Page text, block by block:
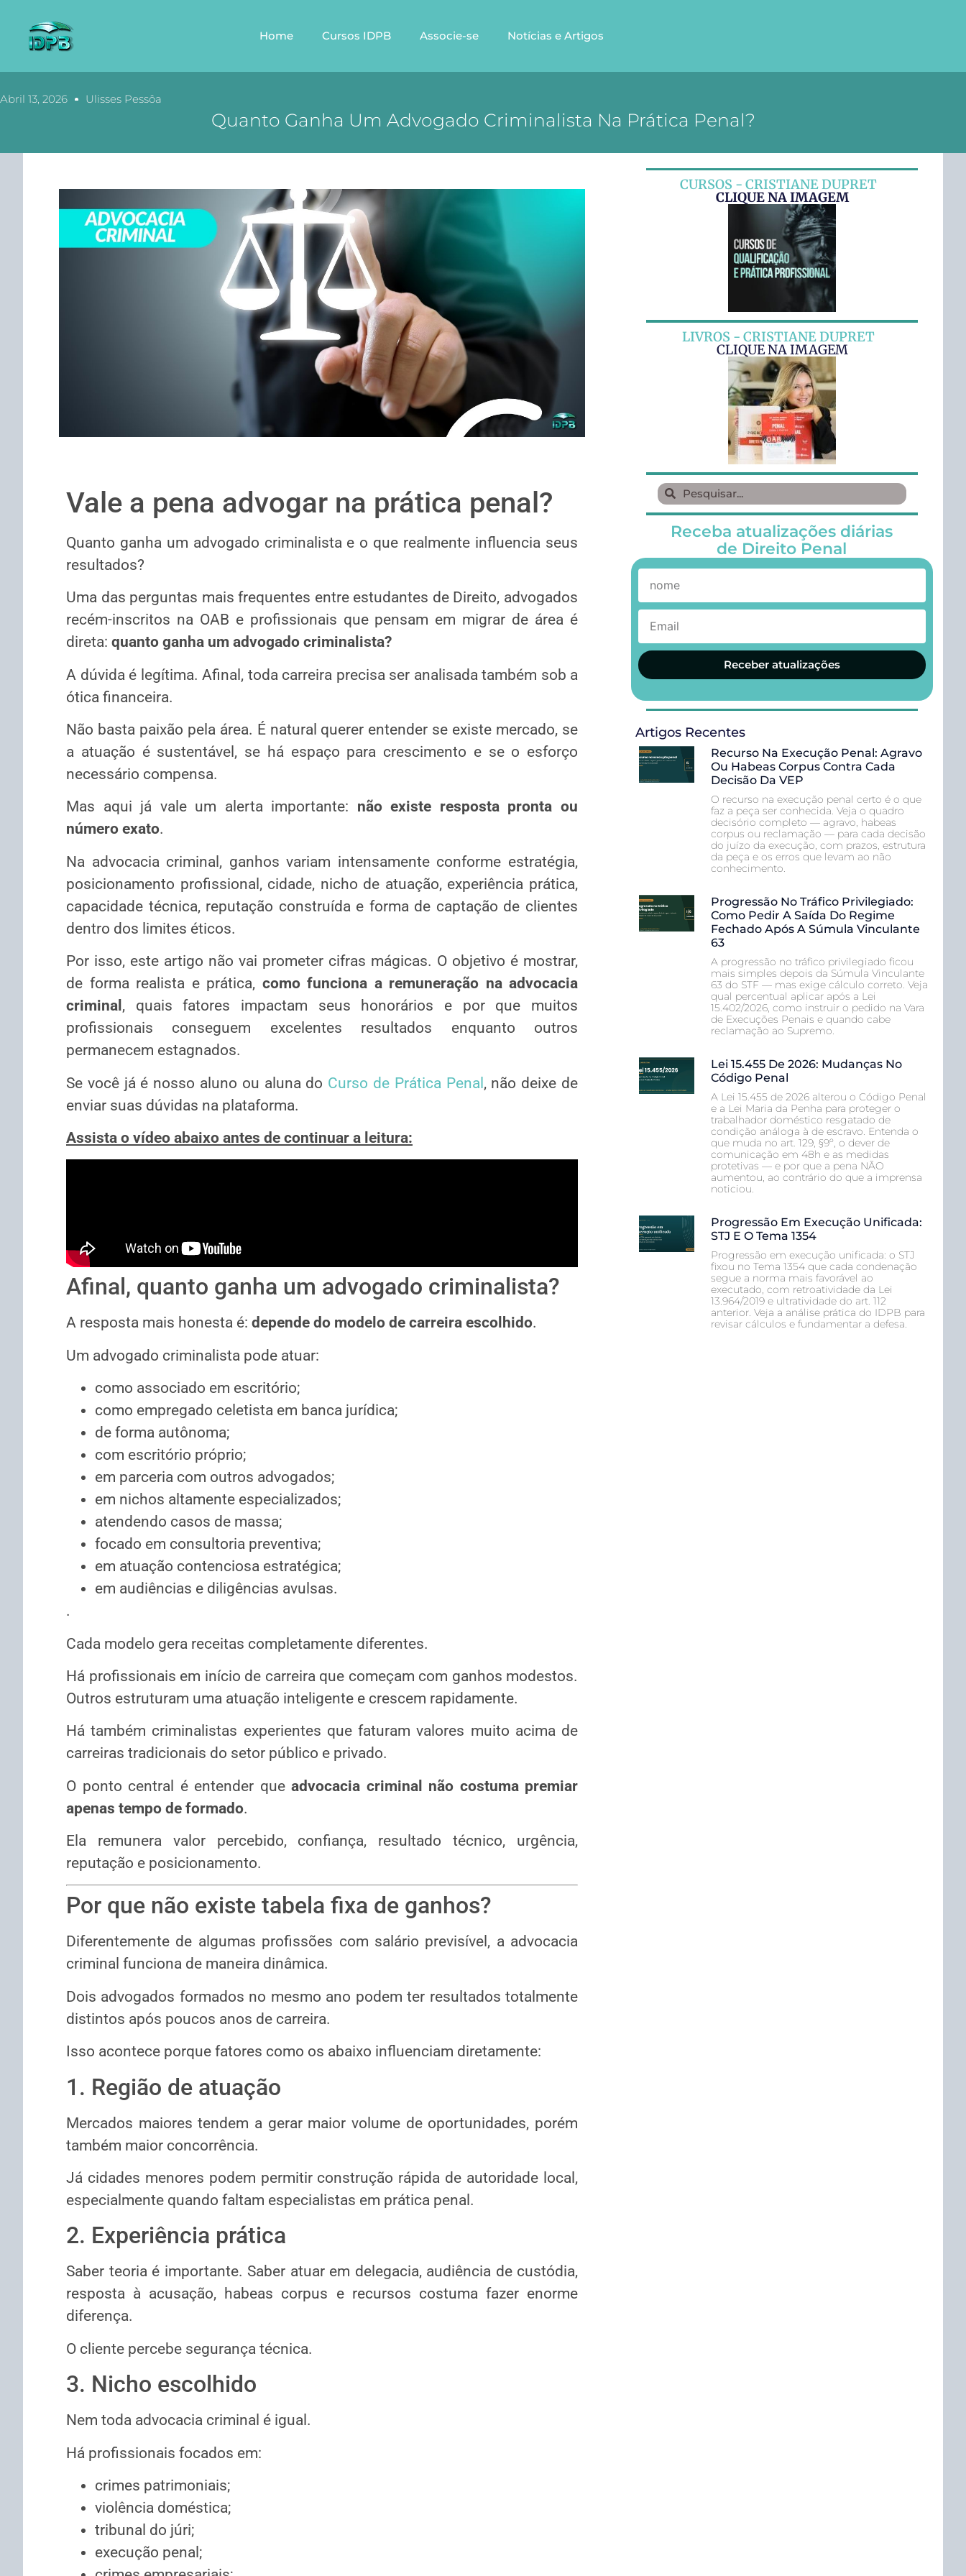
Home Cursos IDPB Associe-se Notícias e Artigos
Abril 13, 2026 Ulisses Pessôa
Quanto Ganha Um Advogado Criminalista Na Prática Penal?
Vale a pena advogar na prática penal?
Quanto ganha um advogado criminalista e o que realmente influencia seus
resultados?
Uma das perguntas mais frequentes entre estudantes de Direito, advogados
recém-inscritos na OAB e profissionais que pensam em migrar de área é
direta: quanto ganha um advogado criminalista?
A dúvida é legítima. Afinal, toda carreira precisa ser analisada também sob a
ótica financeira.
Não basta paixão pela área. É natural querer entender se existe mercado, se
a atuação é sustentável, se há espaço para crescimento e se o esforço
necessário compensa.
Mas aqui já vale um alerta importante: não existe resposta pronta ou
número exato.
Na advocacia criminal, ganhos variam intensamente conforme estratégia,
posicionamento profissional, cidade, nicho de atuação, experiência prática,
capacidade técnica, reputação construída e forma de captação de clientes
dentro dos limites éticos.
Por isso, este artigo não vai prometer cifras mágicas. O objetivo é mostrar,
de forma realista e prática, como funciona a remuneração na advocacia
criminal , quais fatores impactam seus honorários e por que muitos
profissionais conseguem excelentes resultados enquanto outros
permanecem estagnados.
Se você já é nosso aluno ou aluna do Curso de Prática Penal , não deixe de
enviar suas dúvidas na plataforma.
Assista o vídeo abaixo antes de continuar a leitura:
Afinal, quanto ganha um advogado criminalista?
A resposta mais honesta é: depende do modelo de carreira escolhido.
Um advogado criminalista pode atuar:
como associado em escritório;
como empregado celetista em banca jurídica;
de forma autônoma;
com escritório próprio;
em parceria com outros advogados;
em nichos altamente especializados;
atendendo casos de massa;
focado em consultoria preventiva;
em atuação contenciosa estratégica;
em audiências e diligências avulsas.
.
Cada modelo gera receitas completamente diferentes.
Há profissionais em início de carreira que começam com ganhos modestos.
Outros estruturam uma atuação inteligente e crescem rapidamente.
Há também criminalistas experientes que faturam valores muito acima de
carreiras tradicionais do setor público e privado.
O ponto central é entender que advocacia criminal não costuma premiar
apenas tempo de formado.
Ela remunera valor percebido, confiança, resultado técnico, urgência,
reputação e posicionamento.
Por que não existe tabela fixa de ganhos?
Diferentemente de algumas profissões com salário previsível, a advocacia
criminal funciona de maneira dinâmica.
Dois advogados formados no mesmo ano podem ter resultados totalmente
distintos após poucos anos de carreira.
Isso acontece porque fatores como os abaixo influenciam diretamente:
1. Região de atuação
Mercados maiores tendem a gerar maior volume de oportunidades, porém
também maior concorrência.
Já cidades menores podem permitir construção rápida de autoridade local,
especialmente quando faltam especialistas em prática penal.
2. Experiência prática
Saber teoria é importante. Saber atuar em delegacia, audiência de custódia,
resposta à acusação, habeas corpus e recursos costuma fazer enorme
diferença.
O cliente percebe segurança técnica.
3. Nicho escolhido
Nem toda advocacia criminal é igual.
Há profissionais focados em:
crimes patrimoniais;
violência doméstica;
tribunal do júri;
execução penal;
CURSOS - CRISTIANE DUPRET
CLIQUE NA IMAGEM
LIVROS - CRISTIANE DUPRET
CLIQUE NA IMAGEM
Receba atualizações diárias
de Direito Penal
Receber atualizações
Artigos Recentes
Recurso Na Execução Penal: Agravo
Ou Habeas Corpus Contra Cada
Decisão Da VEP
O recurso na execução penal certo é o que
faz a peça ser conhecida. Veja o quadro
decisório completo — agravo, habeas
corpus ou reclamação — para cada decisão
do juízo da execução, com prazos, estrutura
da peça e os erros que levam ao não
conhecimento.
Progressão No Tráfico Privilegiado:
Como Pedir A Saída Do Regime
Fechado Após A Súmula Vinculante
63
A progressão no tráfico privilegiado ficou
mais simples depois da Súmula Vinculante
63 do STF — mas exige cálculo correto. Veja
qual percentual aplicar após a Lei
15.402/2026, como instruir o pedido na Vara
de Execuções Penais e quando cabe
reclamação ao Supremo.
Lei 15.455 De 2026: Mudanças No
Código Penal
A Lei 15.455 de 2026 alterou o Código Penal
e a Lei Maria da Penha para proteger o
trabalhador doméstico resgatado de
condição análoga à de escravo. Entenda o
que muda no art. 129, §9º, o dever de
comunicação em 48h e as medidas
protetivas — e por que a pena NÃO
aumentou, ao contrário do que a imprensa
noticiou.
Progressão Em Execução Unificada:
STJ E O Tema 1354
Progressão em execução unificada: o STJ
fixou no Tema 1354 que cada condenação
segue a norma mais favorável ao
executado, com retroatividade da Lei
13.964/2019 e ultratividade do art. 112
anterior. Veja a análise prática do IDPB para
revisar cálculos e fundamentar a defesa.